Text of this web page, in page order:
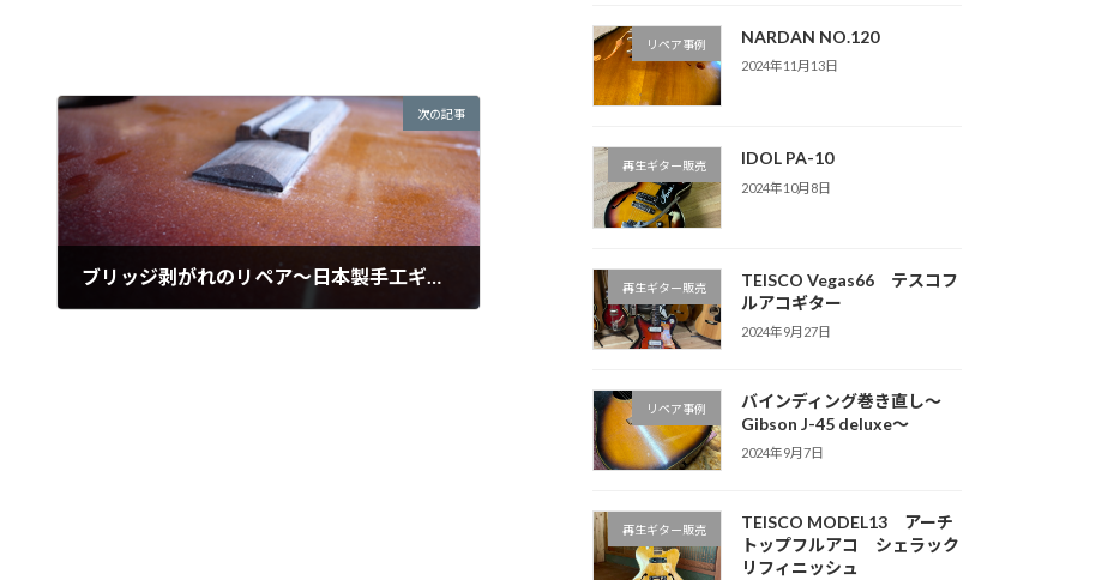
次の記事
ブリッジ剥がれのリペア〜日本製手工ギター〜
リペア事例 NARDAN NO.120
2024年11月13日
再生ギター販売 IDOL PA-10
2024年10月8日
再生ギター販売
TEISCO Vegas66 テスコフ
ルアコギター
2024年9月27日
リペア事例
バインディング巻き直し〜
Gibson J-45 deluxe〜
2024年9月7日
再生ギター販売
TEISCO MODEL13 アーチ
トップフルアコ シェラック
リフィニッシュ